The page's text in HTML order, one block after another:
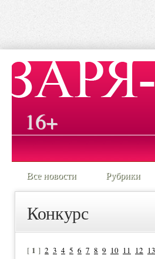
16+
Все новости Рубрики
Конкурс
[ 1 ] 2 3 4 5 6 7 8 9 10 11 12 13